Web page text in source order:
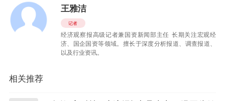
政部、自然资源部联合解读各地加快项目储备、
设立专项基金、批量披露清单的政策导向，引导
各地把握规划实施窗口期、加快项目储备落地。
人获悉，依托本次十五五城市更新规划配套政
王雅洁
记者
经济观察报高级记者兼国资新闻部主任 长期关注宏观经
济、国企国资等领域。擅长于深度分析报道、调查报道、
以及行业资讯。
相关推荐